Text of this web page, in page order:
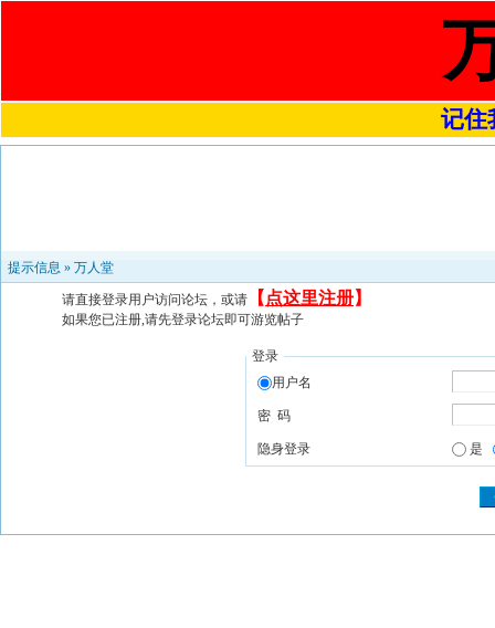
记住
提示信息 » 万人堂
请直接登录用户访问论坛，或请 【 点这里注册】
如果您已注册,请先登录论坛即可游览帖子
登录
用户名
密 码
隐身登录 是